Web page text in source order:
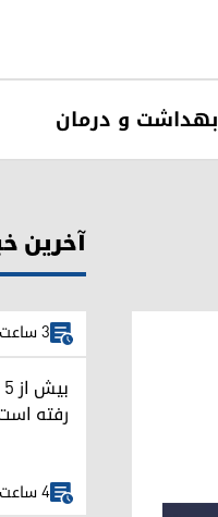
بهداشت و درمان
آخرین
3 ساعت پیش
رفته
4 ساعت پیش